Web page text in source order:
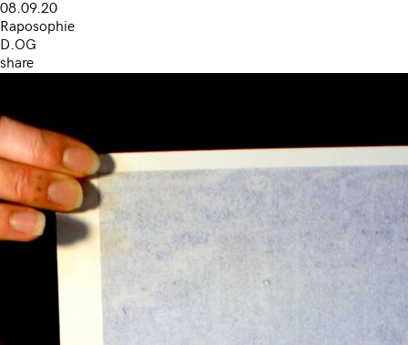
08.09.20
Raposophie
D.OG
share